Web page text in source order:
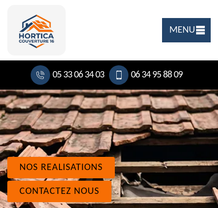
MENU
05 33 06 34 03 06 34 95 88 09
NOS REALISATIONS
CONTACTEZ NOUS